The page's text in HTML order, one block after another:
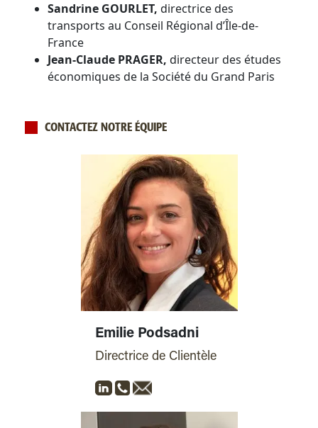
Sandrine GOURLET, directrice des
transports au Conseil Régional d’Île-de-
France
Jean-Claude PRAGER, directeur des études
économiques de la Société du Grand Paris
CONTACTEZ NOTRE ÉQUIPE
Emilie Podsadni
Directrice de Clientèle